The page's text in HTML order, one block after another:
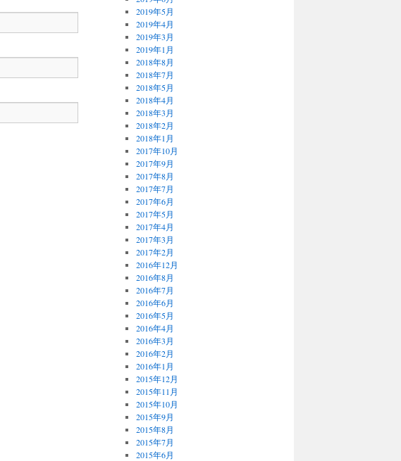
2019年5月
2019年4月
2019年3月
2019年1月
2018年8月
2018年7月
2018年5月
2018年4月
2018年3月
2018年2月
2018年1月
2017年10月
2017年9月
2017年8月
2017年7月
2017年6月
2017年5月
2017年4月
2017年3月
2017年2月
2016年12月
2016年8月
2016年7月
2016年6月
2016年5月
2016年4月
2016年3月
2016年2月
2016年1月
2015年12月
2015年11月
2015年10月
2015年9月
2015年8月
2015年7月
2015年6月